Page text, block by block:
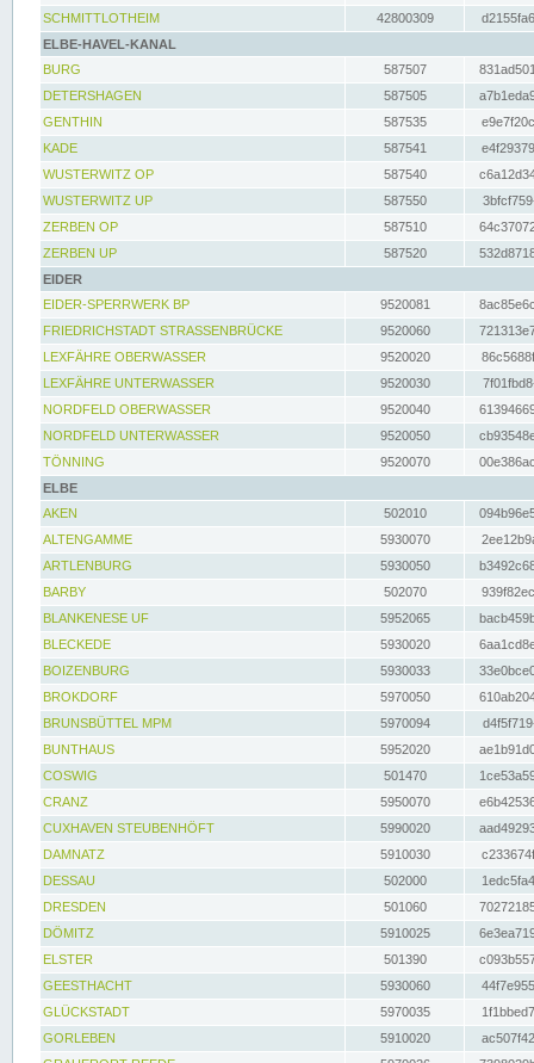
SCHMITTLOTHEIM
42800309
ELBE-HAVEL-KANAL
BURG
587507
DETERSHAGEN
587505
GENTHIN
587535
KADE
587541
WUSTERWITZ OP
587540
WUSTERWITZ UP
587550
ZERBEN OP
587510
ZERBEN UP
587520
EIDER
EIDER-SPERRWERK BP
9520081
FRIEDRICHSTADT STRASSENBRÜCKE
9520060
LEXFÄHRE OBERWASSER
9520020
LEXFÄHRE UNTERWASSER
9520030
NORDFELD OBERWASSER
9520040
NORDFELD UNTERWASSER
9520050
TÖNNING
9520070
ELBE
AKEN
502010
ALTENGAMME
5930070
ARTLENBURG
5930050
BARBY
502070
BLANKENESE UF
5952065
BLECKEDE
5930020
BOIZENBURG
5930033
BROKDORF
5970050
BRUNSBÜTTEL MPM
5970094
BUNTHAUS
5952020
COSWIG
501470
CRANZ
5950070
CUXHAVEN STEUBENHÖFT
5990020
DAMNATZ
5910030
DESSAU
502000
DRESDEN
501060
DÖMITZ
5910025
ELSTER
501390
GEESTHACHT
5930060
GLÜCKSTADT
5970035
GORLEBEN
5910020